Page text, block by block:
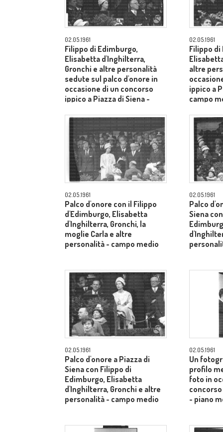
02.05.1961
Filippo di Edimburgo,
Elisabetta d'Inghilterra,
Gronchi e altre personalità
sedute sul palco d'onore in
occasione di un concorso
ippico a Piazza di Siena -
02.05.1961
Filippo di
altre
ippico a
campo
02.05.1961
Palco d'onore con il Filippo
d'Edimburgo, Elisabetta
d'Inghilterra, Gronchi, la
moglie Carla e altre
personalità - campo medio
02.05.1961
Palco
Siena
02.05.1961
Palco d'onore a Piazza di
Siena con Filippo di
Edimburgo, Elisabetta
d'Inghilterra, Gronchi e altre
personalità - campo medio
02.05.1961
Un
profilo
foto in
- piano